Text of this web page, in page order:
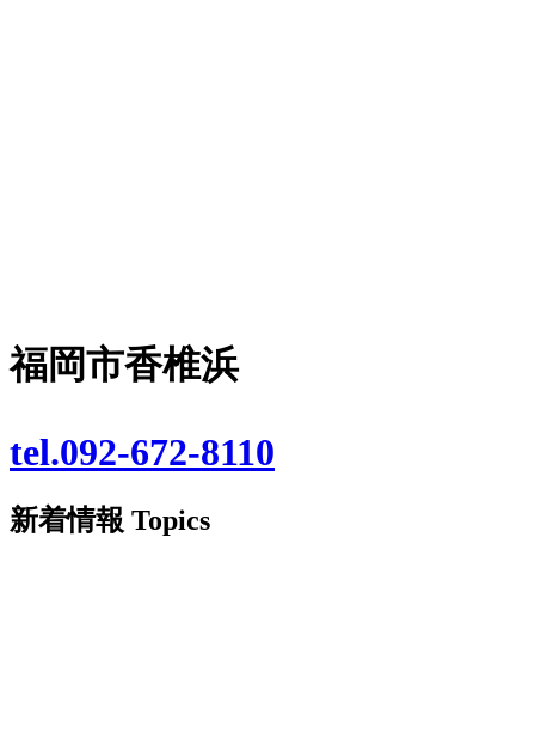
福岡市香椎浜
tel.092-672-8110
新着情報 Topics